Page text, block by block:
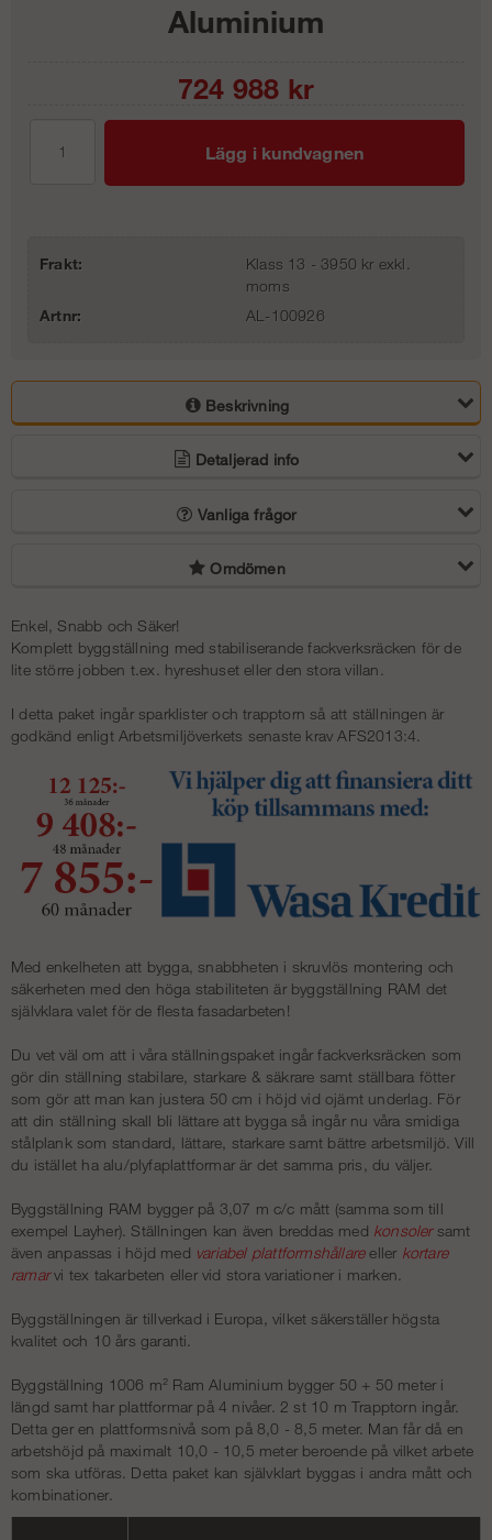
Aluminium
724 988 kr
Lägg i kundvagnen
Frakt:
Klass 13 - 3950 kr exkl.
moms
Artnr:
AL-100926
Beskrivning
Detaljerad info
Vanliga frågor
Omdömen
Enkel, Snabb och Säker!
Komplett byggställning med stabiliserande fackverksräcken för de
lite större jobben t.ex. hyreshuset eller den stora villan.
I detta paket ingår sparklister och trapptorn så att ställningen är
godkänd enligt Arbetsmiljöverkets senaste krav AFS2013:4.
Med enkelheten att bygga, snabbheten i skruvlös montering och
säkerheten med den höga stabiliteten är byggställning RAM det
självklara valet för de flesta fasadarbeten!
Du vet väl om att i våra ställningspaket ingår fackverksräcken som
gör din ställning stabilare, starkare & säkrare samt ställbara fötter
som gör att man kan justera 50 cm i höjd vid ojämt underlag. För
att din ställning skall bli lättare att bygga så ingår nu våra smidiga
stålplank som standard, lättare, starkare samt bättre arbetsmiljö. Vill
du istället ha alu/plyfaplattformar är det samma pris, du väljer.
Byggställning RAM bygger på 3,07 m c/c mått (samma som till
exempel Layher). Ställningen kan även breddas med konsolersamt
även anpassas i höjd med variabel plattformshållareeller kortare
ramarvi tex takarbeten eller vid stora variationer i marken.
Byggställningen är tillverkad i Europa, vilket säkerställer högsta
kvalitet och 10 års garanti.
Byggställning 1006 m² Ram Aluminium bygger 50 + 50 meter i
längd samt har plattformar på 4 nivåer. 2 st 10 m Trapptorn ingår.
Detta ger en plattformsnivå som på 8,0 - 8,5 meter. Man får då en
arbetshöjd på maximalt 10,0 - 10,5 meter beroende på vilket arbete
som ska utföras. Detta paket kan självklart byggas i andra mått och
kombinationer.